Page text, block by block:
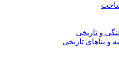
و تاریخی
و بناهای تاریخی